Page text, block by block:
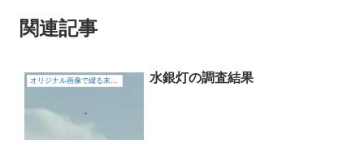
関連記事
オリジナル画像で綴る未確認飛行物体（UFO) 水銀灯の調査結果